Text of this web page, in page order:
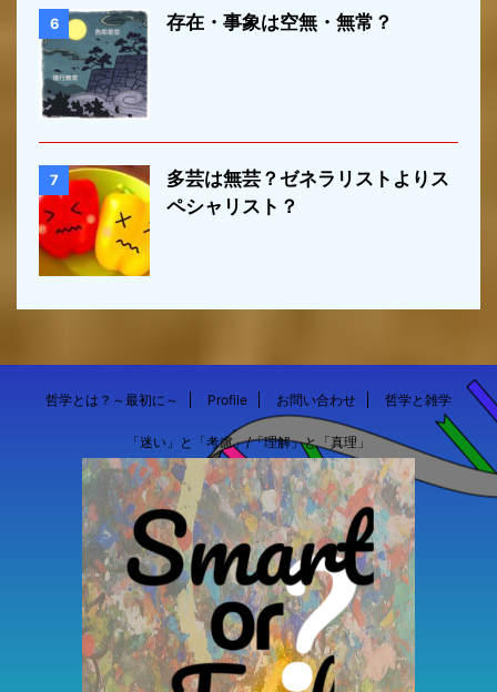
6 存在・事象は空無・無常？
7
多芸は無芸？ゼネラリストよりス
ペシャリスト？
哲学とは？～最初に～ Profile お問い合わせ 哲学と雑学
「迷い」と「考慮」/「理解」と「真理」